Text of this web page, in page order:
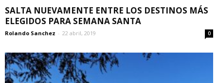
SALTA NUEVAMENTE ENTRE LOS DESTINOS MÁS
ELEGIDOS PARA SEMANA SANTA
Rolando Sanchez - 22 abril, 2019 0